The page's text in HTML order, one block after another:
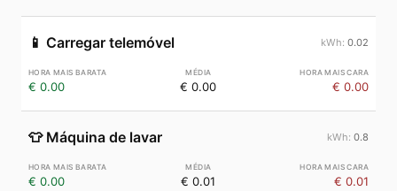
📱 Carregar telemóvel 0.02
€ 0.00 € 0.00 € 0.00
👕 Máquina de lavar 0.8
€ 0.00 € 0.01 € 0.01